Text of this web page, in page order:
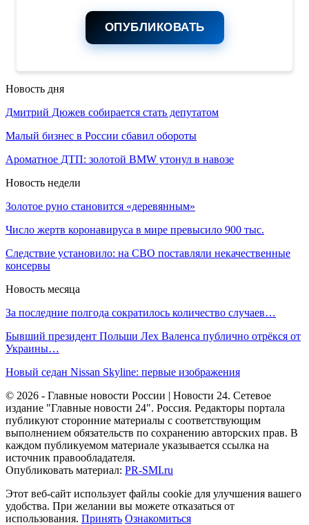
ОПУБЛИКОВАТЬ
Новость дня
Дмитрий Дюжев собирается стать депутатом
Малый бизнес в России сбавил обороты
Ароматное ДТП: золотой BMW утонул в навозе
Новость недели
Золотое руно становится «деревянным»
Число жертв коронавируса в мире превысило 900 тыс.
Следствие установило: на СВО поставляли некачественные
консервы
Новость месяца
За последние полгода сократилось количество случаев…
Бывший президент Польши Лех Валенса публично отрёкся от
Украины…
Новый седан Nissan Skyline: первые изображения
© 2026 - Главные новости России | Новости 24. Сетевое
издание "Главные новости 24". Россия. Редакторы портала
публикуют сторонние материалы с соответствующим
выполнением обязательств по сохранению авторских прав. В
каждом публикуемом материале указывается ссылка на
источник правообладателя.
Опубликовать материал: PR-SMI.ru
Этот веб-сайт использует файлы cookie для улучшения вашего
удобства. При желании вы можете отказаться от
использования. Принять Ознакомиться